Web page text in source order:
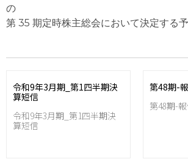
の
第 35 期定時株主総会において決定する予
令和9年3月期_第1四半期決
算短信
令和9年3月期_第1四半期決
算短信
第48期-
第48期-